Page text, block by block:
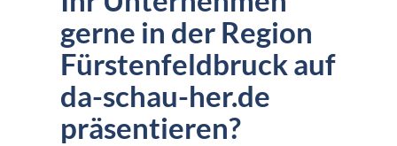
gerne in der Region
Fürstenfeldbruck auf
da-schau-her.de
präsentieren?